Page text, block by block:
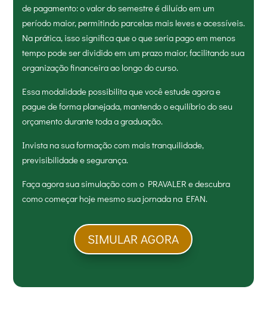
de pagamento: o valor do semestre é diluído em um
período maior, permitindo parcelas mais leves e acessíveis.
Na prática, isso significa que o que seria pago em menos
tempo pode ser dividido em um prazo maior, facilitando sua
organização financeira ao longo do curso.
Essa modalidade possibilita que você estude agora e
pague de forma planejada, mantendo o equilíbrio do seu
orçamento durante toda a graduação.
Invista na sua formação com mais tranquilidade,
previsibilidade e segurança.
Faça agora sua simulação com o PRAVALER e descubra
como começar hoje mesmo sua jornada na EFAN.
SIMULAR AGORA